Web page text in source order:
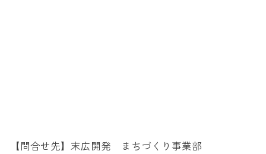
【問合せ先】末広開発 まちづくり事業部